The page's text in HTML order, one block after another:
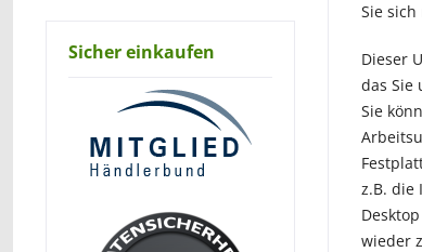
Sicher einkaufen
Sie
Dieser
das Sie
Sie
z.B. die
wieder